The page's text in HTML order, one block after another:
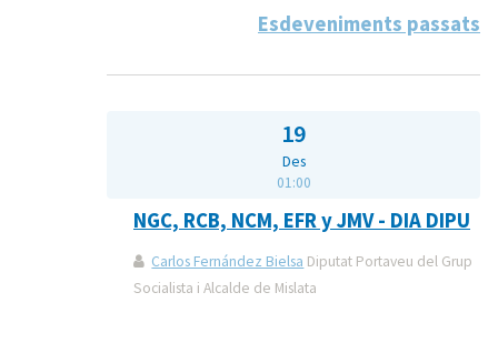
Esdeveniments passats
19
Des
01:00
NGC, RCB, NCM, EFR y JMV - DIA DIPU
Carlos Fernández Bielsa Diputat Portaveu del Grup
Socialista i Alcalde de Mislata